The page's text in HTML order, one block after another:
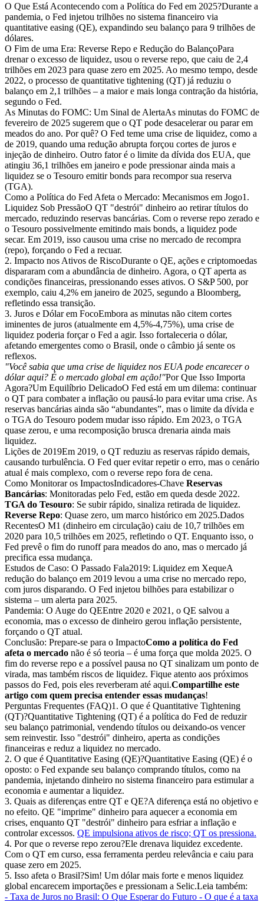
O Que Está Acontecendo com a Política do Fed em 2025?Durante a
pandemia, o Fed injetou trilhões no sistema financeiro via
quantitative easing (QE), expandindo seu balanço para 9 trilhões de
dólares.
O Fim de uma Era: Reverse Repo e Redução do BalançoPara
drenar o excesso de liquidez, usou o reverse repo, que caiu de 2,4
trilhões em 2023 para quase zero em 2025. Ao mesmo tempo, desde
2022, o processo de quantitative tightening (QT) já reduziu o
balanço em 2,1 trilhões – a maior e mais longa contração da história,
segundo o Fed.
As Minutas do FOMC: Um Sinal de AlertaAs minutas do FOMC de
fevereiro de 2025 sugerem que o QT pode desacelerar ou parar em
meados do ano. Por quê? O Fed teme uma crise de liquidez, como a
de 2019, quando uma redução abrupta forçou cortes de juros e
injeção de dinheiro. Outro fator é o limite da dívida dos EUA, que
atingiu 36,1 trilhões em janeiro e pode pressionar ainda mais a
liquidez se o Tesouro emitir bonds para recompor sua reserva
(TGA).
Como a Política do Fed Afeta o Mercado: Mecanismos em Jogo1.
Liquidez Sob PressãoO QT "destrói" dinheiro ao retirar títulos do
mercado, reduzindo reservas bancárias. Com o reverse repo zerado e
o Tesouro possivelmente emitindo mais bonds, a liquidez pode
secar. Em 2019, isso causou uma crise no mercado de recompra
(repo), forçando o Fed a recuar.
2. Impacto nos Ativos de RiscoDurante o QE, ações e criptomoedas
dispararam com a abundância de dinheiro. Agora, o QT aperta as
condições financeiras, pressionando esses ativos. O S&P 500, por
exemplo, caiu 4,2% em janeiro de 2025, segundo a Bloomberg,
refletindo essa transição.
3. Juros e Dólar em FocoEmbora as minutas não citem cortes
iminentes de juros (atualmente em 4,5%-4,75%), uma crise de
liquidez poderia forçar o Fed a agir. Isso fortaleceria o dólar,
afetando emergentes como o Brasil, onde o câmbio já sente os
reflexos.
"Você sabia que uma crise de liquidez nos EUA pode encarecer o
dólar aqui? É o mercado global em ação!"Por Que Isso Importa
Agora?Um Equilíbrio DelicadoO Fed está em um dilema: continuar
o QT para combater a inflação ou pausá-lo para evitar uma crise. As
reservas bancárias ainda são “abundantes”, mas o limite da dívida e
o TGA do Tesouro podem mudar isso rápido. Em 2023, o TGA
quase zerou, e uma recomposição brusca drenaria ainda mais
liquidez.
Lições de 2019Em 2019, o QT reduziu as reservas rápido demais,
causando turbulência. O Fed quer evitar repetir o erro, mas o cenário
atual é mais complexo, com o reverse repo fora de cena.
Como Monitorar os ImpactosIndicadores-Chave Reservas
Bancárias: Monitoradas pelo Fed, estão em queda desde 2022.
TGA do Tesouro: Se subir rápido, sinaliza retirada de liquidez.
Reverse Repo: Quase zero, um marco histórico em 2025.Dados
RecentesO M1 (dinheiro em circulação) caiu de 10,7 trilhões em
2020 para 10,5 trilhões em 2025, refletindo o QT. Enquanto isso, o
Fed prevê o fim do runoff para meados do ano, mas o mercado já
precifica essa mudança.
Estudos de Caso: O Passado Fala2019: Liquidez em XequeA
redução do balanço em 2019 levou a uma crise no mercado repo,
com juros disparando. O Fed injetou bilhões para estabilizar o
sistema – um alerta para 2025.
Pandemia: O Auge do QEEntre 2020 e 2021, o QE salvou a
economia, mas o excesso de dinheiro gerou inflação persistente,
forçando o QT atual.
Conclusão: Prepare-se para o ImpactoComo a política do Fed
afeta o mercado não é só teoria – é uma força que molda 2025. O
fim do reverse repo e a possível pausa no QT sinalizam um ponto de
virada, mas também riscos de liquidez. Fique atento aos próximos
passos do Fed, pois eles reverberam até aqui.Compartilhe este
artigo com quem precisa entender essas mudanças!
Perguntas Frequentes (FAQ)1. O que é Quantitative Tightening
(QT)?Quantitative Tightening (QT) é a política do Fed de reduzir
seu balanço patrimonial, vendendo títulos ou deixando-os vencer
sem reinvestir. Isso "destrói" dinheiro, aperta as condições
financeiras e reduz a liquidez no mercado.
2. O que é Quantitative Easing (QE)?Quantitative Easing (QE) é o
oposto: o Fed expande seu balanço comprando títulos, como na
pandemia, injetando dinheiro no sistema financeiro para estimular a
economia e aumentar a liquidez.
3. Quais as diferenças entre QT e QE?A diferença está no objetivo e
no efeito. QE "imprime" dinheiro para aquecer a economia em
crises, enquanto QT "destrói" dinheiro para esfriar a inflação e
controlar excessos. QE impulsiona ativos de risco; QT os pressiona.
4. Por que o reverse repo zerou?Ele drenava liquidez excedente.
Com o QT em curso, essa ferramenta perdeu relevância e caiu para
quase zero em 2025.
5. Isso afeta o Brasil?Sim! Um dólar mais forte e menos liquidez
global encarecem importações e pressionam a Selic.Leia também:
- Taxa de Juros no Brasil: O Que Esperar do Futuro - O que é a taxa